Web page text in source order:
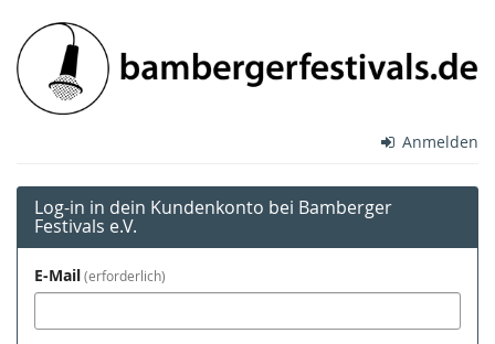
Zum
Haupt-
Inhalt
springen
Bamberger
Festivals
e.V.
Anmelden
Log-in in dein Kundenkonto bei Bamberger
Festivals e.V.
E-Mail erforderlich